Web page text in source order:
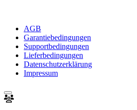
AGB
Garantiebedingungen
Supportbedingungen
Lieferbedingungen
Datenschutzerklärung
Impressum